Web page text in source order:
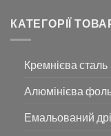
КАТЕГОРІЇ
Кремнієва сталь
Алюмінієва
Емальований